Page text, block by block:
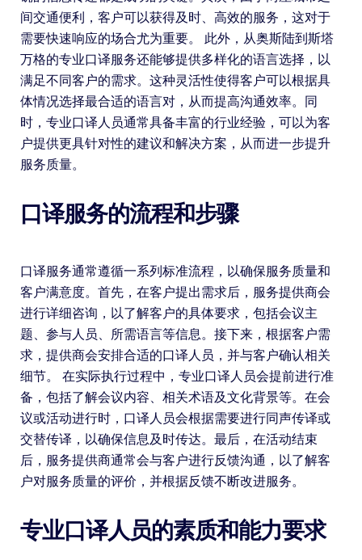
间交通便利，客户可以获得及时、高效的服务，这对于
需要快速响应的场合尤为重要。 此外，从奥斯陆到斯塔
万格的专业口译服务还能够提供多样化的语言选择，以
满足不同客户的需求。这种灵活性使得客户可以根据具
体情况选择最合适的语言对，从而提高沟通效率。同
时，专业口译人员通常具备丰富的行业经验，可以为客
户提供更具针对性的建议和解决方案，从而进一步提升
服务质量。
口译服务的流程和步骤
口译服务通常遵循一系列标准流程，以确保服务质量和
客户满意度。首先，在客户提出需求后，服务提供商会
进行详细咨询，以了解客户的具体要求，包括会议主
题、参与人员、所需语言等信息。接下来，根据客户需
求，提供商会安排合适的口译人员，并与客户确认相关
细节。 在实际执行过程中，专业口译人员会提前进行准
备，包括了解会议内容、相关术语及文化背景等。在会
议或活动进行时，口译人员会根据需要进行同声传译或
交替传译，以确保信息及时传达。最后，在活动结束
后，服务提供商通常会与客户进行反馈沟通，以了解客
户对服务质量的评价，并根据反馈不断改进服务。
专业口译人员的素质和能力要求